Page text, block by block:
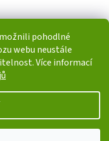
pohodlné
webu neustále
Více informací
práva vyhrazena.Upravit